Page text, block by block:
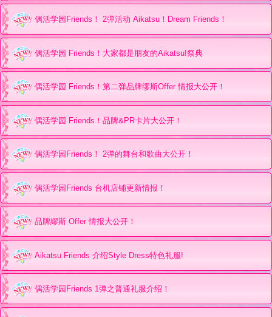
偶活学园Friends！ 2弹活动 Aikatsu！Dream Friends！
偶活学园 Friends！大家都是朋友的Aikatsu!祭典
偶活学园 Friends！第二弹品牌缪斯Offer 情报大公开！
偶活学园 Friends！品牌&PR卡片大公开！
偶活学园Friends！ 2弹的舞台和歌曲大公开！
偶活学园Friends 台机店铺更新情报！
品牌繆斯 Offer 情报大公开！
Aikatsu Friends 介绍Style Dress特色礼服!
偶活学园Friends 1弹之普通礼服介绍！